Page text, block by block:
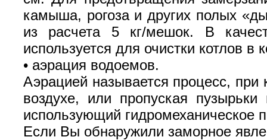
камыша, рогоза и других полых
из расчета 5 кг/мешок. В
используется для очистки котлов в
• аэрация водоемов.
Аэрацией называется процесс, при
воздухе, или пропуская
использующий гидромеханическое
Если Вы обнаружили заморное